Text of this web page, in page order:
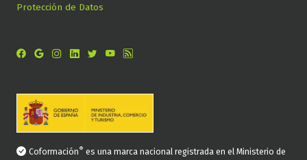
Protección de Datos
Coformación® es una marca nacional registrada en el Ministerio de